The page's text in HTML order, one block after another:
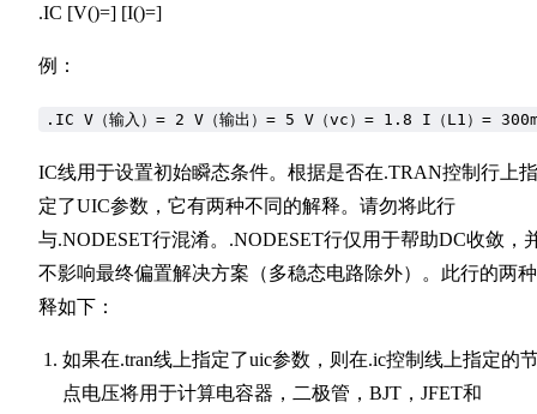
.IC [V()=] [I()=]
例：
.IC V（输入）= 2 V（输出）= 5 V（vc）= 1.8 I（L1）=
IC线用于设置初始瞬态条件。根据是否在.TRAN控制行上指
定了UIC参数，它有两种不同的解释。请勿将此行
与.NODESET行混淆。.NODESET行仅用于帮助DC收敛，
不影响最终偏置解决方案（多稳态电路除外）。此行的两
释如下：
如果在.tran线上指定了uic参数，则在.ic控制线上指定的
点电压将用于计算电容器，二极管，BJT，JFET和